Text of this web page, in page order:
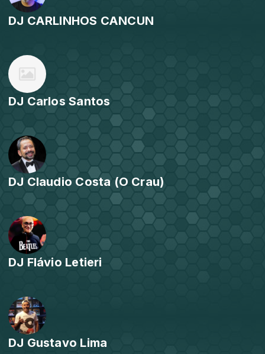
DJ CARLINHOS CANCUN
DJ Carlos Santos
DJ Claudio Costa (O Crau)
DJ Flávio Letieri
DJ Gustavo Lima